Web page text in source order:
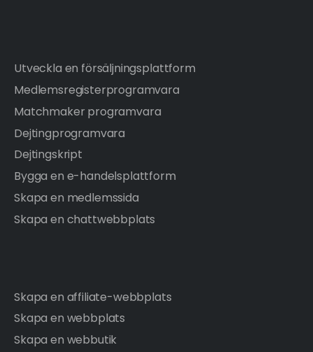
Utveckla en försäljningsplattform
Medlemsregisterprogramvara
Matchmaker programvara
Dejtingprogramvara
Dejtingskript
Bygga en e-handelsplattform
Skapa en medlemssida
Skapa en chattwebbplats
Skapa en affiliate-webbplats
Skapa en webbplats
Skapa en webbutik